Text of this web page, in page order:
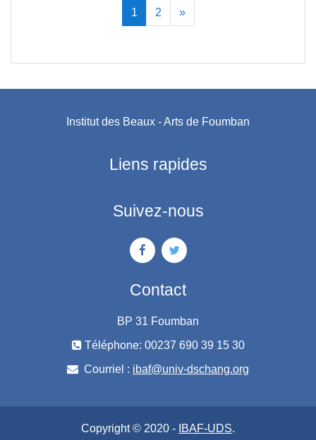
1 (actuel)
2 »Suivant
Institut des Beaux - Arts de Foumban
Liens rapides
Suivez-nous
Contact
BP 31 Foumban
Téléphone: 00237 690 39 15 30
Courriel : ibaf@univ-dschang.org
Copyright © 2020 - IBAF-UDS.